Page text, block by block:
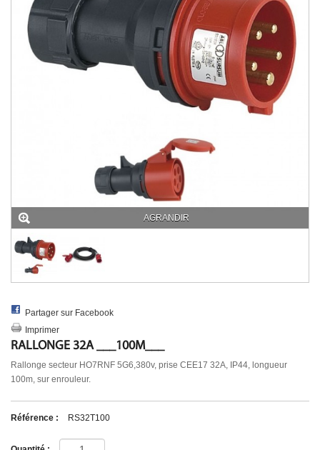
RALLONGE SECTEUR & CABLE
RALLONGE 16A 2P+T NF
RALLONGE 16A 2P+T P17
Rallonge 32A 2P+T P17
Rallonge 16A 3P+N+T P17
PASSAGE DE CABLE
ECLAIRAGE SECURITE
ACCESSIBILITE PMR
DIVERS
AGRANDIR
Partager sur Facebook
Imprimer
RALLONGE 32A ___100M___
Rallonge secteur HO7RNF 5G6,380v, prise CEE17 32A, IP44, longueur
100m, sur enrouleur.
Référence : RS32T100